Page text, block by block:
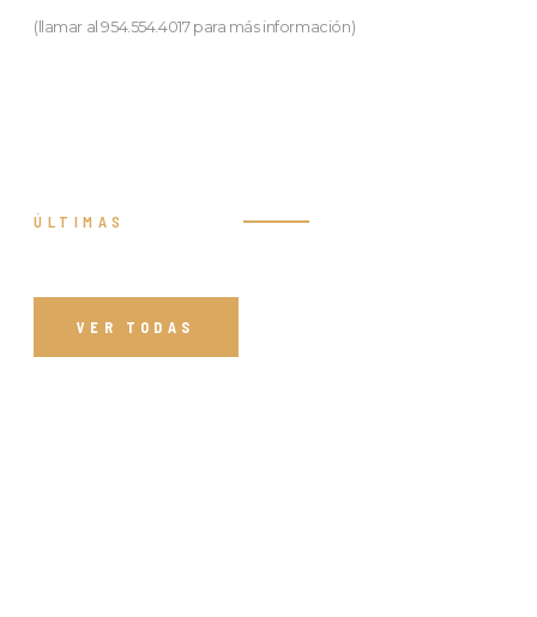
(llamar al 954.554.4017 para más información)
ÚLTIMAS
VER TODAS